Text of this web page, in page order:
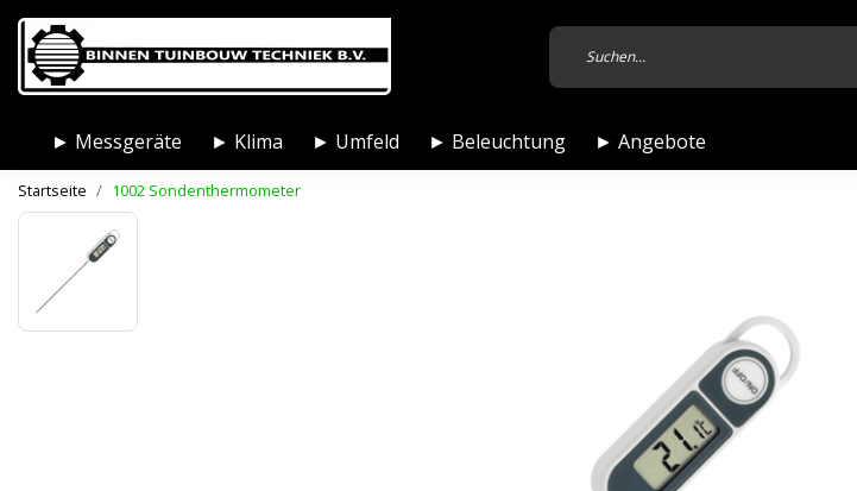
► Messgeräte ► Klima ► Umfeld ► Beleuchtung ► Angebote
Startseite 1002 Sondenthermometer